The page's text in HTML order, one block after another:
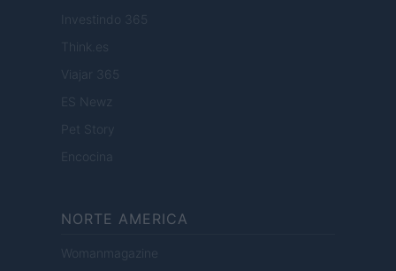
Investindo 365
Think.es
Viajar 365
ES Newz
Pet Story
Encocina
NORTE AMERICA
Womanmagazine